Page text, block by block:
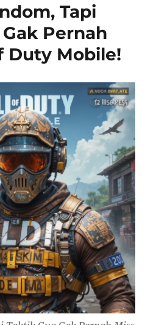
Tapi
Pernah
Duty Mobile!